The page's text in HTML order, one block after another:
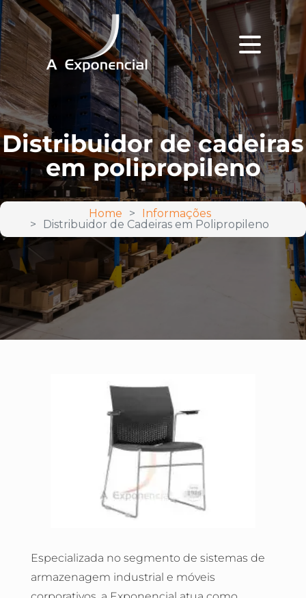
Distribuidor de cadeiras
em polipropileno
Home
Informações
Distribuidor de Cadeiras em Polipropileno
Especializada no segmento de sistemas de
armazenagem industrial e móveis